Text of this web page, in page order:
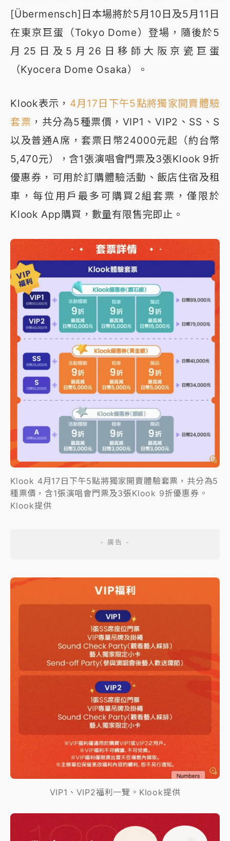
[Übermensch]日本場將於5月10日及5月11日
在東京巨蛋（Tokyo Dome）登場，隨後於5
月25日及5月26日移師大阪京瓷巨蛋
（Kyocera Dome Osaka）。
Klook表示， 4月17日下午5點將獨家開賣體驗
套票 ，共分為5種票價，VIP1、VIP2、SS、S
以及普通A席，套票日幣24000元起（約台幣
5,470元），含1張演唱會門票及3張Klook 9折
優惠券，可用於訂購體驗活動、飯店住宿及租
車，每位用戶最多可購買2組套票，僅限於
Klook App購買，數量有限售完即止。
Klook 4月17日下午5點將獨家開賣體驗套票，共分為5
種票價，含1張演唱會門票及3張Klook 9折優惠券。
Klook提供
VIP1、VIP2福利一覽。Klook提供